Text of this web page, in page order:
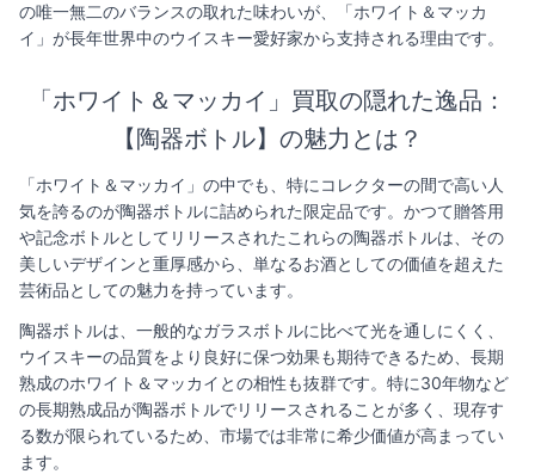
の唯一無二のバランスの取れた味わいが、「ホワイト＆マッカ
イ」が長年世界中のウイスキー愛好家から支持される理由です。
「ホワイト＆マッカイ」買取の隠れた逸品：
【陶器ボトル】の魅力とは？
「ホワイト＆マッカイ」の中でも、特にコレクターの間で高い人
気を誇るのが陶器ボトルに詰められた限定品です。かつて贈答用
や記念ボトルとしてリリースされたこれらの陶器ボトルは、その
美しいデザインと重厚感から、単なるお酒としての価値を超えた
芸術品としての魅力を持っています。
陶器ボトルは、一般的なガラスボトルに比べて光を通しにくく、
ウイスキーの品質をより良好に保つ効果も期待できるため、長期
熟成のホワイト＆マッカイとの相性も抜群です。特に30年物など
の長期熟成品が陶器ボトルでリリースされることが多く、現存す
る数が限られているため、市場では非常に希少価値が高まってい
ます。